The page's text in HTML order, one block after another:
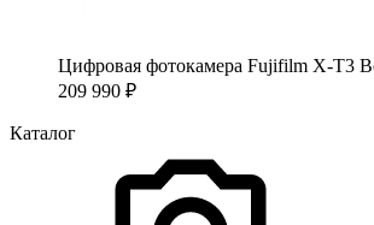
Цифровая фотокамера Fujifilm X-T3
209 990 ₽
Каталог